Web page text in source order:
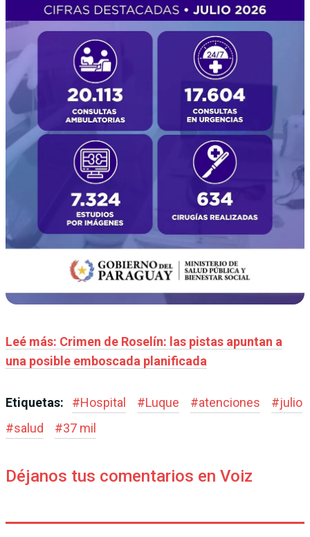
Leé más: Crimen de Roselín: las pistas apuntan a
una posible emboscada planificada
Etiquetas: #Hospital #Luque #atenciones #julio
#salud #37 mil
Déjanos tus comentarios en Voiz